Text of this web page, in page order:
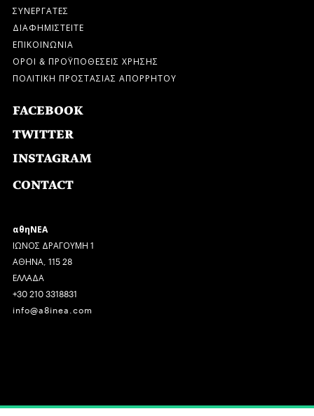
ΣΥΝΕΡΓΑΤΕΣ
ΔΙΑΦΗΜΙΣΤΕΙΤΕ
ΕΠΙΚΟΙΝΩΝΙΑ
ΟΡΟΙ & ΠΡΟΫΠΟΘΕΣΕΙΣ ΧΡΗΣΗΣ
ΠΟΛΙΤΙΚΗ ΠΡΟΣΤΑΣΙΑΣ ΑΠΟΡΡΗΤΟΥ
FACEBOOK
TWITTER
INSTAGRAM
CONTACT
αθηΝΕΑ
ΙΩΝΟΣ ΔΡΑΓΟΥΜΗ 1
ΑΘΗΝΑ, 115 28
ΕΛΛΑΔΑ
+30 210 3318831
info@a8inea.com